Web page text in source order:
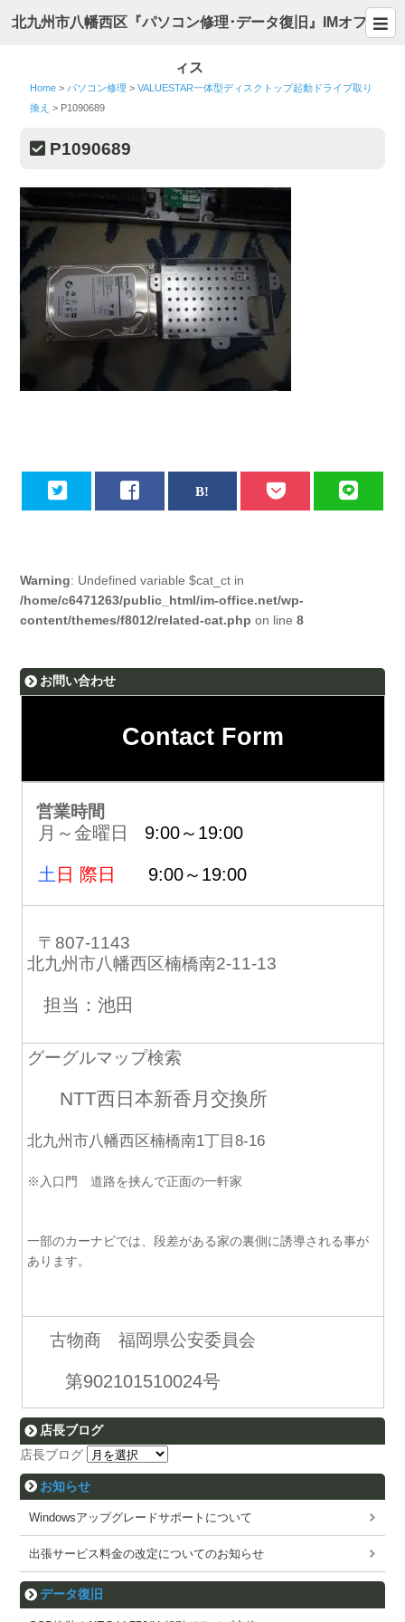
北九州市八幡西区『パソコン修理･データ復旧』IMオフ
ィス
Home > パソコン修理 >VALUESTAR一体型ディスクトップ起動ドライブ取り
換え > P1090689
P1090689
Warning: Undefined variable $cat_ct in
/home/c6471263/public_html/im-office.net/wp-
content/themes/f8012/related-cat.php on line8
お問い合わせ
Contact Form
営業時間
月～金曜日 9:00～19:00
土 日 際日 9:00～19:00
〒807-1143
北九州市八幡西区楠橋南2-11-13
担当：池田
グーグルマップ検索
NTT西日本新香月交換所
北九州市八幡西区楠橋南1丁目8-16
※入口門 道路を挟んで正面の一軒家
一部のカーナビでは、段差がある家の裏側に誘導される事が
あります。
古物商 福岡県公安委員会
第902101510024号
店長ブログ
店長ブログ
お知らせ
Windowsアップグレードサポートについて
出張サービス料金の改定についてのお知らせ
データ復旧